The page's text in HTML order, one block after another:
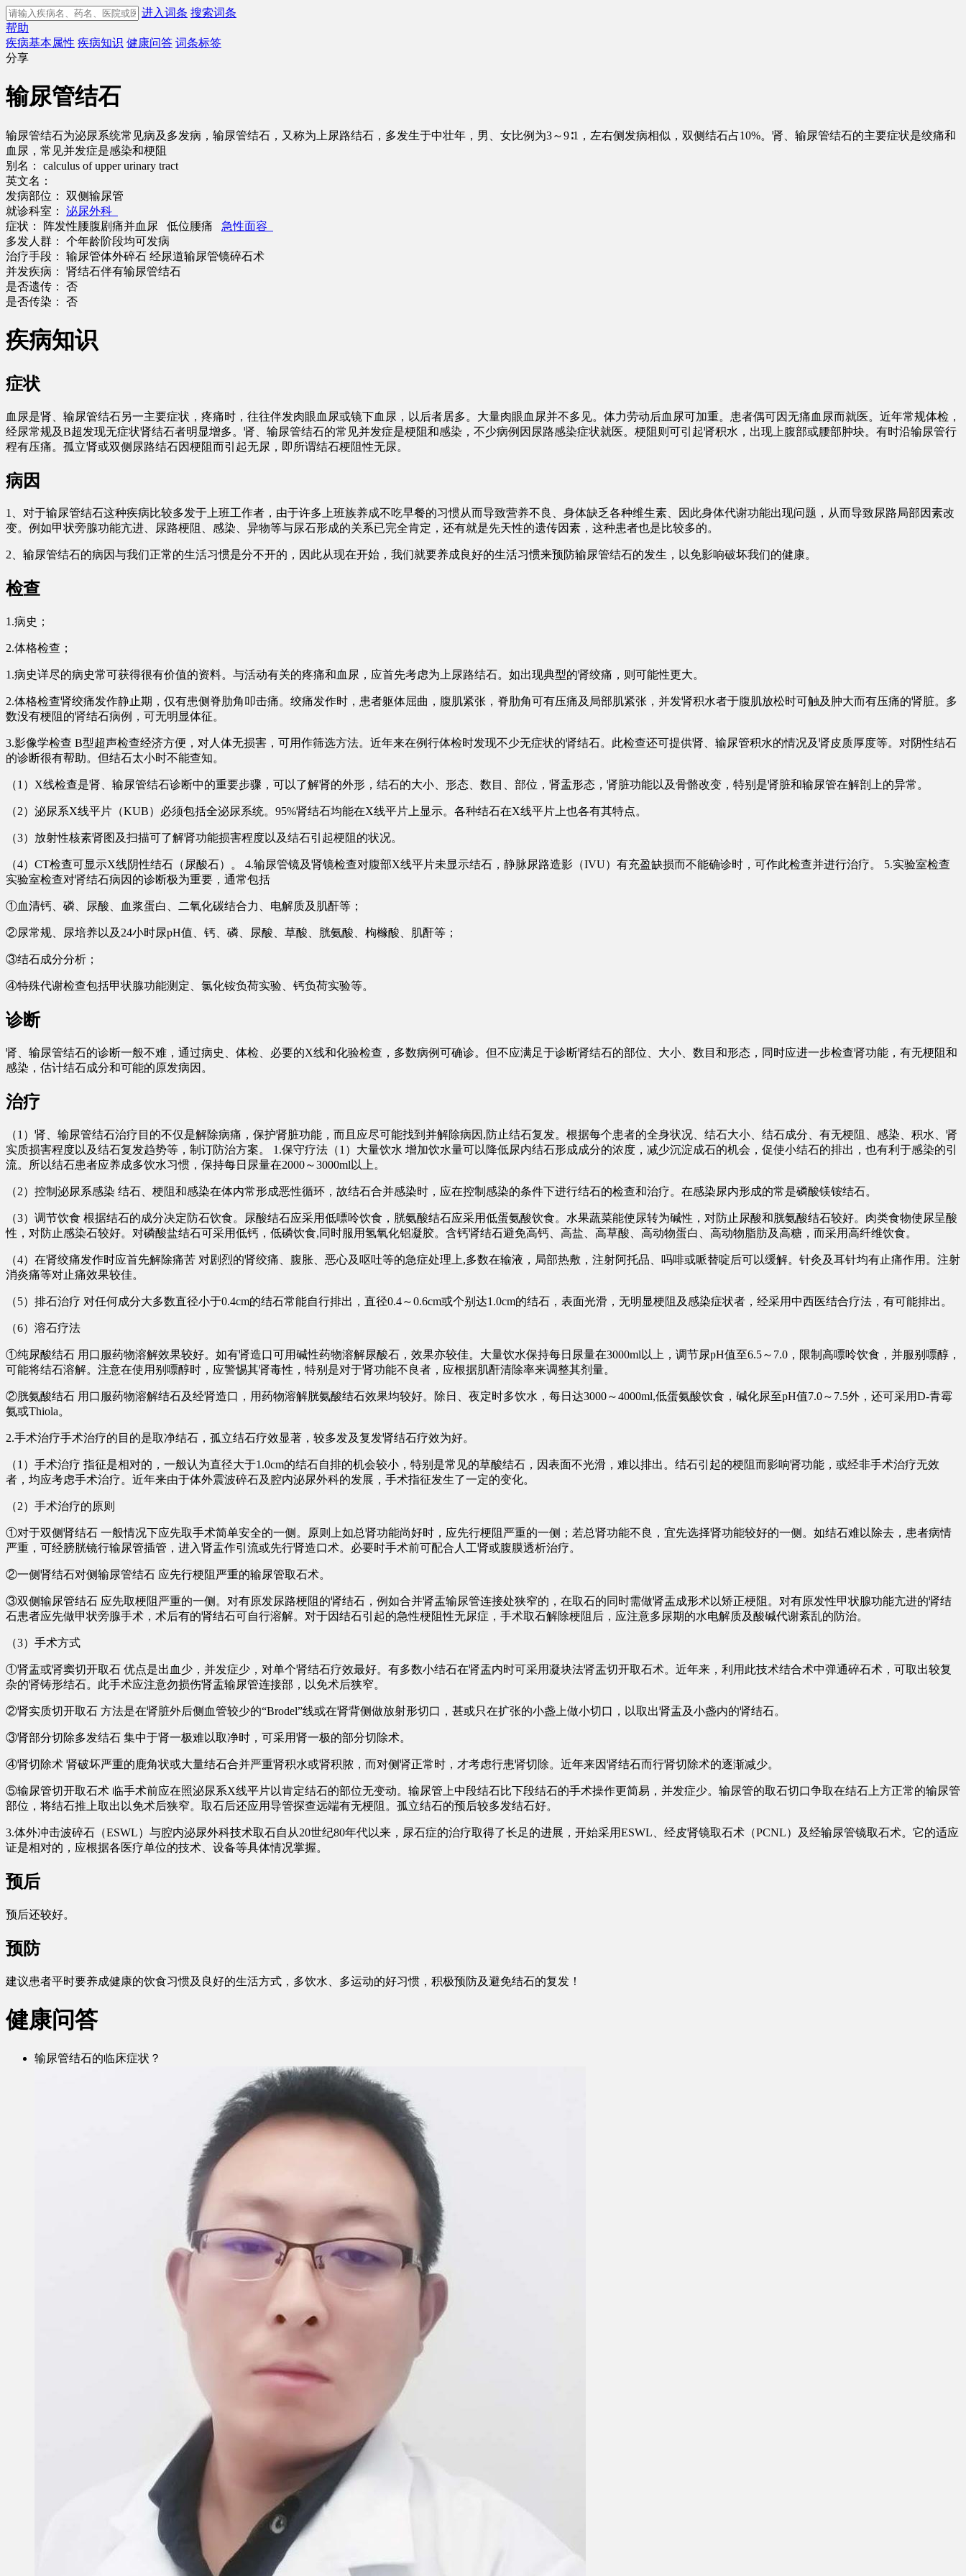
进入词条 搜索词条
帮助
疾病基本属性 疾病知识 健康问答 词条标签
分享
输尿管结石
输尿管结石为泌尿系统常见病及多发病，输尿管结石，又称为上尿路结石，多发生于中壮年，男、女比例为3～9∶1，左右侧发病相似，双侧结石占10%。肾、输尿管结石的主要症状是绞痛和
血尿，常见并发症是感染和梗阻
别名：
calculus of upper urinary tract
英文名：
发病部位：
双侧输尿管
就诊科室：
泌尿外科
症状：
阵发性腰腹剧痛并血尿 低位腰痛 急性面容
多发人群：
个年龄阶段均可发病
治疗手段：
输尿管体外碎石 经尿道输尿管镜碎石术
并发疾病：
肾结石伴有输尿管结石
是否遗传：
否
是否传染：
否
疾病知识
症状
血尿是肾、输尿管结石另一主要症状，疼痛时，往往伴发肉眼血尿或镜下血尿，以后者居多。大量肉眼血尿并不多见。体力劳动后血尿可加重。患者偶可因无痛血尿而就医。近年常规体检，
经尿常规及B超发现无症状肾结石者明显增多。肾、输尿管结石的常见并发症是梗阻和感染，不少病例因尿路感染症状就医。梗阻则可引起肾积水，出现上腹部或腰部肿块。有时沿输尿管行
程有压痛。孤立肾或双侧尿路结石因梗阻而引起无尿，即所谓结石梗阻性无尿。
病因
1、对于输尿管结石这种疾病比较多发于上班工作者，由于许多上班族养成不吃早餐的习惯从而导致营养不良、身体缺乏各种维生素、因此身体代谢功能出现问题，从而导致尿路局部因素改
变。例如甲状旁腺功能亢进、尿路梗阻、感染、异物等与尿石形成的关系已完全肯定，还有就是先天性的遗传因素，这种患者也是比较多的。
2、输尿管结石的病因与我们正常的生活习惯是分不开的，因此从现在开始，我们就要养成良好的生活习惯来预防输尿管结石的发生，以免影响破坏我们的健康。
检查
1.病史；
2.体格检查；
1.病史详尽的病史常可获得很有价值的资料。与活动有关的疼痛和血尿，应首先考虑为上尿路结石。如出现典型的肾绞痛，则可能性更大。
2.体格检查肾绞痛发作静止期，仅有患侧脊肋角叩击痛。绞痛发作时，患者躯体屈曲，腹肌紧张，脊肋角可有压痛及局部肌紧张，并发肾积水者于腹肌放松时可触及肿大而有压痛的肾脏。多
数没有梗阻的肾结石病例，可无明显体征。
3.影像学检查 B型超声检查经济方便，对人体无损害，可用作筛选方法。近年来在例行体检时发现不少无症状的肾结石。此检查还可提供肾、输尿管积水的情况及肾皮质厚度等。对阴性结石
的诊断很有帮助。但结石太小时不能查知。
（1）X线检查是肾、输尿管结石诊断中的重要步骤，可以了解肾的外形，结石的大小、形态、数目、部位，肾盂形态，肾脏功能以及骨骼改变，特别是肾脏和输尿管在解剖上的异常。
（2）泌尿系X线平片（KUB）必须包括全泌尿系统。95%肾结石均能在X线平片上显示。各种结石在X线平片上也各有其特点。
（3）放射性核素肾图及扫描可了解肾功能损害程度以及结石引起梗阻的状况。
（4）CT检查可显示X线阴性结石（尿酸石）。 4.输尿管镜及肾镜检查对腹部X线平片未显示结石，静脉尿路造影（IVU）有充盈缺损而不能确诊时，可作此检查并进行治疗。 5.实验室检查
实验室检查对肾结石病因的诊断极为重要，通常包括
①血清钙、磷、尿酸、血浆蛋白、二氧化碳结合力、电解质及肌酐等；
②尿常规、尿培养以及24小时尿pH值、钙、磷、尿酸、草酸、胱氨酸、枸橼酸、肌酐等；
③结石成分分析；
④特殊代谢检查包括甲状腺功能测定、氯化铵负荷实验、钙负荷实验等。
诊断
肾、输尿管结石的诊断一般不难，通过病史、体检、必要的X线和化验检查，多数病例可确诊。但不应满足于诊断肾结石的部位、大小、数目和形态，同时应进一步检查肾功能，有无梗阻和
感染，估计结石成分和可能的原发病因。
治疗
（1）肾、输尿管结石治疗目的不仅是解除病痛，保护肾脏功能，而且应尽可能找到并解除病因,防止结石复发。根据每个患者的全身状况、结石大小、结石成分、有无梗阻、感染、积水、肾
实质损害程度以及结石复发趋势等，制订防治方案。 1.保守疗法（1）大量饮水 增加饮水量可以降低尿内结石形成成分的浓度，减少沉淀成石的机会，促使小结石的排出，也有利于感染的引
流。所以结石患者应养成多饮水习惯，保持每日尿量在2000～3000ml以上。
（2）控制泌尿系感染 结石、梗阻和感染在体内常形成恶性循环，故结石合并感染时，应在控制感染的条件下进行结石的检查和治疗。在感染尿内形成的常是磷酸镁铵结石。
（3）调节饮食 根据结石的成分决定防石饮食。尿酸结石应采用低嘌呤饮食，胱氨酸结石应采用低蛋氨酸饮食。水果蔬菜能使尿转为碱性，对防止尿酸和胱氨酸结石较好。肉类食物使尿呈酸
性，对防止感染石较好。对磷酸盐结石可采用低钙，低磷饮食,同时服用氢氧化铝凝胶。含钙肾结石避免高钙、高盐、高草酸、高动物蛋白、高动物脂肪及高糖，而采用高纤维饮食。
（4）在肾绞痛发作时应首先解除痛苦 对剧烈的肾绞痛、腹胀、恶心及呕吐等的急症处理上,多数在输液，局部热敷，注射阿托品、吗啡或哌替啶后可以缓解。针灸及耳针均有止痛作用。注射
消炎痛等对止痛效果较佳。
（5）排石治疗 对任何成分大多数直径小于0.4cm的结石常能自行排出，直径0.4～0.6cm或个别达1.0cm的结石，表面光滑，无明显梗阻及感染症状者，经采用中西医结合疗法，有可能排出。
（6）溶石疗法
①纯尿酸结石 用口服药物溶解效果较好。如有肾造口可用碱性药物溶解尿酸石，效果亦较佳。大量饮水保持每日尿量在3000ml以上，调节尿pH值至6.5～7.0，限制高嘌呤饮食，并服别嘌醇，
可能将结石溶解。注意在使用别嘌醇时，应警惕其肾毒性，特别是对于肾功能不良者，应根据肌酐清除率来调整其剂量。
②胱氨酸结石 用口服药物溶解结石及经肾造口，用药物溶解胱氨酸结石效果均较好。除日、夜定时多饮水，每日达3000～4000ml,低蛋氨酸饮食，碱化尿至pH值7.0～7.5外，还可采用D-青霉
氨或Thiola。
2.手术治疗手术治疗的目的是取净结石，孤立结石疗效显著，较多发及复发肾结石疗效为好。
（1）手术治疗 指征是相对的，一般认为直径大于1.0cm的结石自排的机会较小，特别是常见的草酸结石，因表面不光滑，难以排出。结石引起的梗阻而影响肾功能，或经非手术治疗无效
者，均应考虑手术治疗。近年来由于体外震波碎石及腔内泌尿外科的发展，手术指征发生了一定的变化。
（2）手术治疗的原则
①对于双侧肾结石 一般情况下应先取手术简单安全的一侧。原则上如总肾功能尚好时，应先行梗阻严重的一侧；若总肾功能不良，宜先选择肾功能较好的一侧。如结石难以除去，患者病情
严重，可经膀胱镜行输尿管插管，进入肾盂作引流或先行肾造口术。必要时手术前可配合人工肾或腹膜透析治疗。
②一侧肾结石对侧输尿管结石 应先行梗阻严重的输尿管取石术。
③双侧输尿管结石 应先取梗阻严重的一侧。对有原发尿路梗阻的肾结石，例如合并肾盂输尿管连接处狭窄的，在取石的同时需做肾盂成形术以矫正梗阻。对有原发性甲状腺功能亢进的肾结
石患者应先做甲状旁腺手术，术后有的肾结石可自行溶解。对于因结石引起的急性梗阻性无尿症，手术取石解除梗阻后，应注意多尿期的水电解质及酸碱代谢紊乱的防治。
（3）手术方式
①肾盂或肾窦切开取石 优点是出血少，并发症少，对单个肾结石疗效最好。有多数小结石在肾盂内时可采用凝块法肾盂切开取石术。近年来，利用此技术结合术中弹通碎石术，可取出较复
杂的肾铸形结石。此手术应注意勿损伤肾盂输尿管连接部，以免术后狭窄。
②肾实质切开取石 方法是在肾脏外后侧血管较少的“Brodel”线或在肾背侧做放射形切口，甚或只在扩张的小盏上做小切口，以取出肾盂及小盏内的肾结石。
③肾部分切除多发结石 集中于肾一极难以取净时，可采用肾一极的部分切除术。
④肾切除术 肾破坏严重的鹿角状或大量结石合并严重肾积水或肾积脓，而对侧肾正常时，才考虑行患肾切除。近年来因肾结石而行肾切除术的逐渐减少。
⑤输尿管切开取石术 临手术前应在照泌尿系X线平片以肯定结石的部位无变动。输尿管上中段结石比下段结石的手术操作更简易，并发症少。输尿管的取石切口争取在结石上方正常的输尿管
部位，将结石推上取出以免术后狭窄。取石后还应用导管探查远端有无梗阻。孤立结石的预后较多发结石好。
3.体外冲击波碎石（ESWL）与腔内泌尿外科技术取石自从20世纪80年代以来，尿石症的治疗取得了长足的进展，开始采用ESWL、经皮肾镜取石术（PCNL）及经输尿管镜取石术。它的适应
证是相对的，应根据各医疗单位的技术、设备等具体情况掌握。
预后
预后还较好。
预防
建议患者平时要养成健康的饮食习惯及良好的生活方式，多饮水、多运动的好习惯，积极预防及避免结石的复发！
健康问答
输尿管结石的临床症状？